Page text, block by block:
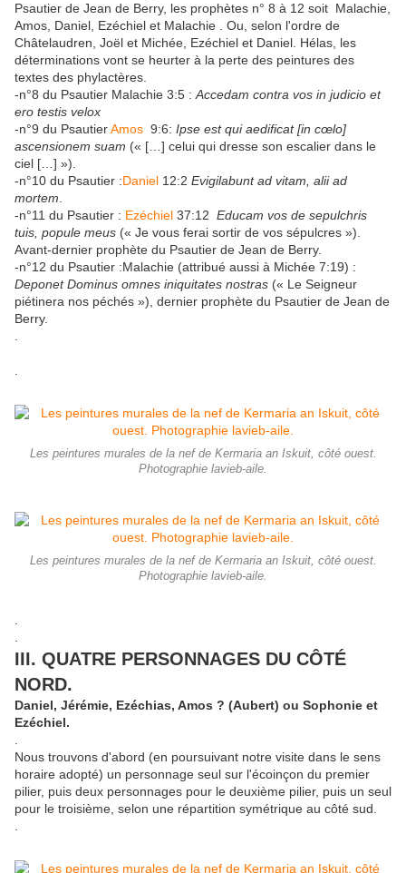
Psautier de Jean de Berry, les prophètes n° 8 à 12 soit Malachie,
Amos, Daniel, Ezéchiel et Malachie . Ou, selon l'ordre de
Châtelaudren, Joël et Michée, Ezéchiel et Daniel. Hélas, les
déterminations vont se heurter à la perte des peintures des
textes des phylactères.
-n°8 du Psautier Malachie 3:5 : Accedam contra vos in judicio et
ero testis velox
-n°9 du PsautierAmos 9:6: Ipse est qui aedificat [in cœlo]
ascensionem suam (« […] celui qui dresse son escalier dans le
ciel […] »).
-n°10 du Psautier :Daniel 12:2 Evigilabunt ad vitam, alii ad
mortem
-n°11 du Psautier : Ezéchiel 37:12 Educam vos de sepulchris
tuis, popule meus (« Je vous ferai sortir de vos sépulcres »).
Avant-dernier prophète du Psautier de Jean de Berry.
-n°12 du Psautier :Malachie (attribué aussi à Michée 7:19) :
Deponet Dominus omnes iniquitates nostras (« Le Seigneur
piétinera nos péchés »), dernier prophète du Psautier de Jean de
Berry.
Les peintures murales de la nef de Kermaria an Iskuit, côté ouest.
Photographie lavieb-aile.
Les peintures murales de la nef de Kermaria an Iskuit, côté ouest.
Photographie lavieb-aile.
III. QUATRE PERSONNAGES DU CÔTÉ
NORD.
Daniel, Jérémie, Ezéchias, Amos ? (Aubert) ou Sophonie et
Ezéchiel.
Nous trouvons d'abord (en poursuivant notre visite dans le sens
horaire adopté) un personnage seul sur l'écoinçon du premier
pilier, puis deux personnages pour le deuxième pilier, puis un seul
pour le troisième, selon une répartition symétrique au côté sud.